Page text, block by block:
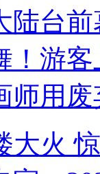
陆台
！游客
师用
大火